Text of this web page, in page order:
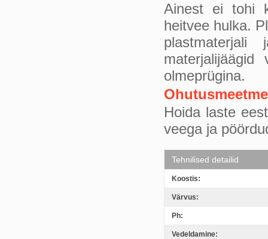
Ainest ei tohi
heitvee hulka.
plastmaterjali
materjalijäägid
olmeprügina.
Hoida laste
veega ja
Tehnilised detailid
Koostis:
Värvus:
Ph:
Vedeldamine: